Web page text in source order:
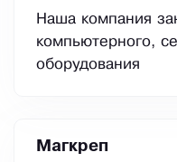
Наша компания
компьютерного,
оборудования
Магкреп